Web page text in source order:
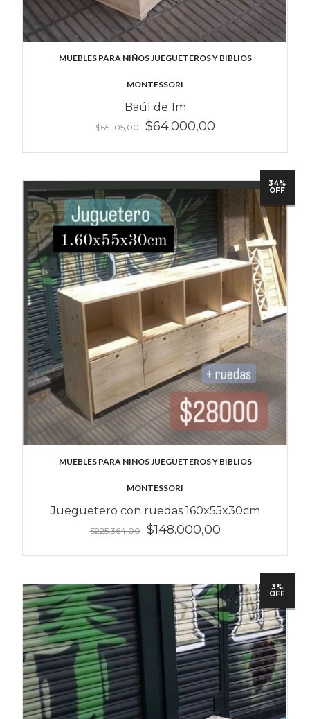
MUEBLES PARA NIÑOS JUEGUETEROS Y BIBLIOS
MONTESSORI
Baúl de 1m
$65.105,00 $64.000,00
34%
OFF
MUEBLES PARA NIÑOS JUEGUETEROS Y BIBLIOS
MONTESSORI
Jueguetero con ruedas 160x55x30cm
$225.364,00 $148.000,00
3%
OFF